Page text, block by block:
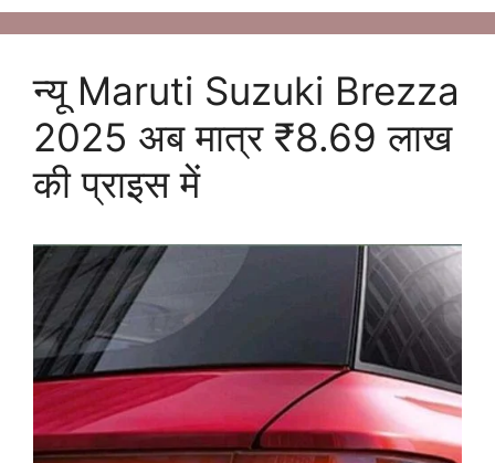
न्यू Maruti Suzuki Brezza
2025 अब मात्र ₹8.69 लाख
की प्राइस में